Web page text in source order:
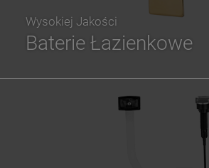
Wysokiej Jakości
Baterie Łazienkowe